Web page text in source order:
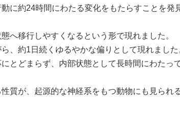
に約24時間にわたる変化をもたらすことを発
へ移行しやすくなるという形で現れました。
、約1日続くゆるやかな偏りとして現れました
とどまらず、内部状態として長時間にわたっ
質が、起源的な神経系をもつ動物にも見られ